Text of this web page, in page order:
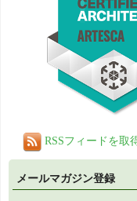
RSSフィードを取
メールマガジン登録